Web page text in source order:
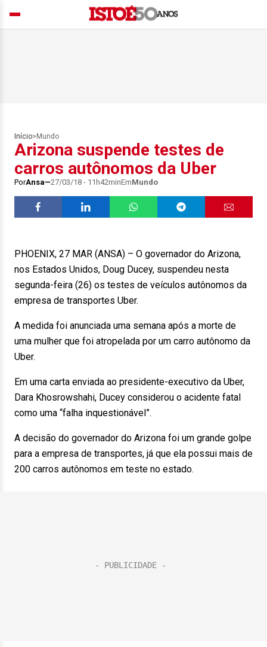
Início> Mundo
Arizona suspende testes de
carros autônomos da Uber
PorAnsa 27/03/18 - 11h42minEmMundo
PHOENIX, 27 MAR (ANSA) – O governador do Arizona,
nos Estados Unidos, Doug Ducey, suspendeu nesta
segunda-feira (26) os testes de veículos autônomos da
empresa de transportes Uber.
A medida foi anunciada uma semana após a morte de
uma mulher que foi atropelada por um carro autônomo da
Uber.
Em uma carta enviada ao presidente-executivo da Uber,
Dara Khosrowshahi, Ducey considerou o acidente fatal
como uma “falha inquestionável”.
A decisão do governador do Arizona foi um grande golpe
para a empresa de transportes, já que ela possui mais de
200 carros autônomos em teste no estado.